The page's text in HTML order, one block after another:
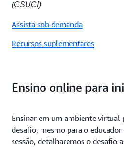
(CSUCI)
Assista sob demanda
Recursos suplementares
Ensino online para
Ensinar em um ambiente virtual
desafio, mesmo para o
sessão, detalharemos o desafio